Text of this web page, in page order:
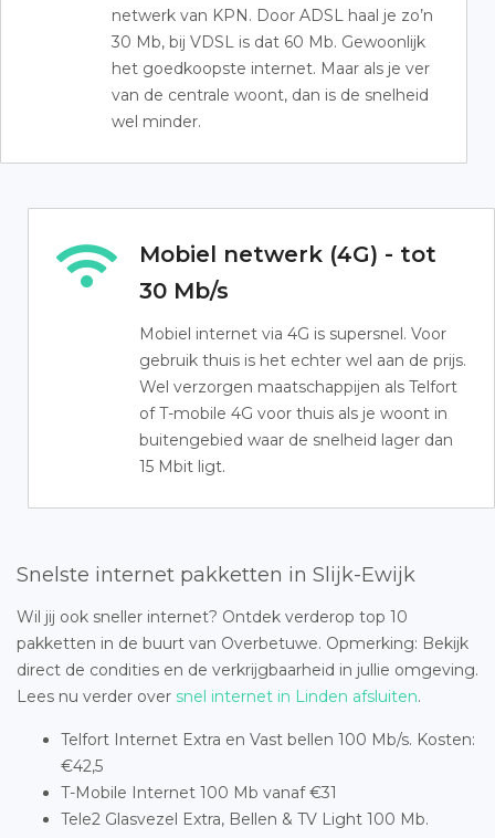
netwerk van KPN. Door ADSL haal je zo’n
30 Mb, bij VDSL is dat 60 Mb. Gewoonlijk
het goedkoopste internet. Maar als je ver
van de centrale woont, dan is de snelheid
wel minder.
Mobiel netwerk (4G) - tot
30 Mb/s
Mobiel internet via 4G is supersnel. Voor
gebruik thuis is het echter wel aan de prijs.
Wel verzorgen maatschappijen als Telfort
of T-mobile 4G voor thuis als je woont in
buitengebied waar de snelheid lager dan
15 Mbit ligt.
Snelste internet pakketten in Slijk-Ewijk
Wil jij ook sneller internet? Ontdek verderop top 10
pakketten in de buurt van Overbetuwe. Opmerking: Bekijk
direct de condities en de verkrijgbaarheid in jullie omgeving.
Lees nu verder over snel internet in Linden afsluiten.
Telfort Internet Extra en Vast bellen 100 Mb/s. Kosten:
€42,5
T-Mobile Internet 100 Mb vanaf €31
Tele2 Glasvezel Extra, Bellen & TV Light 100 Mb.